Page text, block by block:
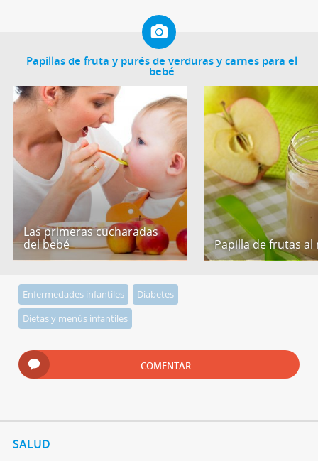
Papillas de fruta y purés de verduras y carnes para el
bebé
Las primeras cucharadas
del bebé
Papilla de frutas al
Enfermedades infantiles
Diabetes
Dietas y menús infantiles
COMENTAR
SALUD